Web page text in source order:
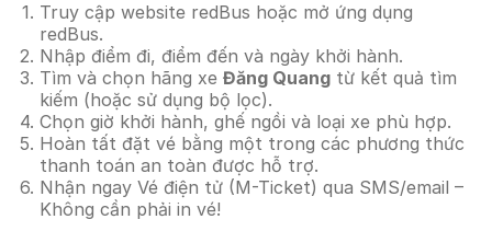
Truy cập website redBus hoặc mở ứng dụng
redBus.
Nhập điểm đi, điểm đến và ngày khởi hành.
Tìm và chọn hãng xe Đăng Quang từ kết quả tìm
kiếm (hoặc sử dụng bộ lọc).
Chọn giờ khởi hành, ghế ngồi và loại xe phù hợp.
Hoàn tất đặt vé bằng một trong các phương thức
thanh toán an toàn được hỗ trợ.
Nhận ngay Vé điện tử (M-Ticket) qua SMS/email –
Không cần phải in vé!